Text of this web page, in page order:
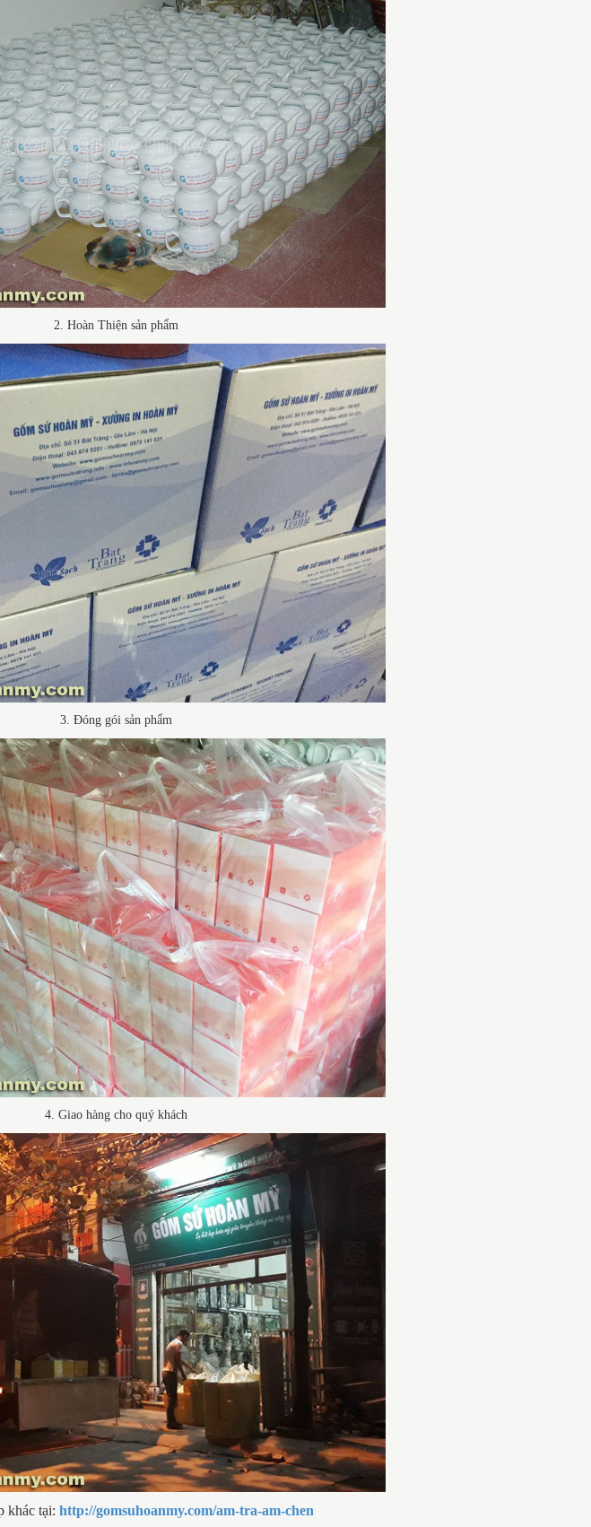
BÁT TRÀNG
THẦY CÔ GIÁO
DỊCH VỤ IN LOGO LÊN GỐM
SỨ QUÀ TẶNG SANG
TRỌNG
2. Hoàn Thiện sản phẩm
3. Đóng gói sản phẩm
4. Giao hàng cho quý khách
khác tại: http://gomsuhoanmy.com/am-tra-am-chen